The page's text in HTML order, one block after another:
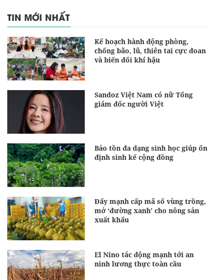
TIN MỚI NHẤT
Kế hoạch hành động phòng,
chống bão, lũ, thiên tai cực đoan
và biến đổi khí hậu
Sandoz Việt Nam có nữ Tổng
giám đốc người Việt
Bảo tồn đa dạng sinh học giúp ổn
định sinh kế cộng đồng
Đẩy mạnh cấp mã số vùng trồng,
mở ‘đường xanh’ cho nông sản
xuất khẩu
El Nino tác động mạnh tới an
ninh lương thực toàn cầu